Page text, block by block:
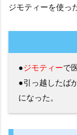
ジモティーを使っ
●ジモティーで
●引っ越したば
になった。